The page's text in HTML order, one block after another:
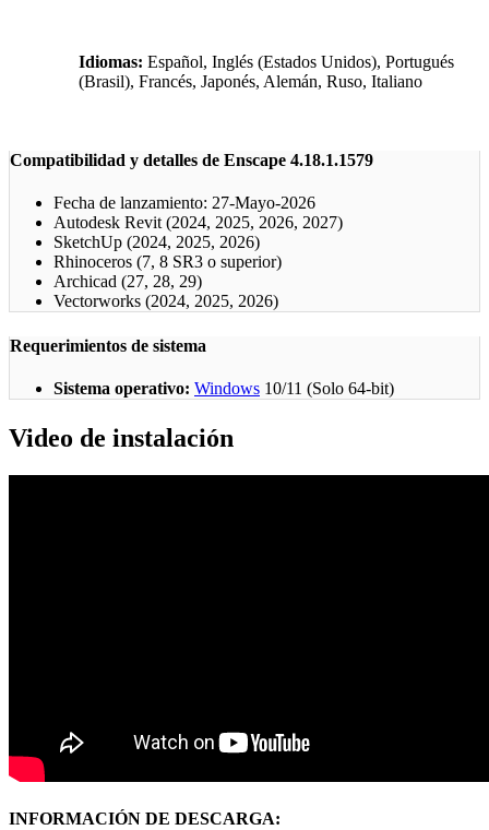
Idiomas: Español, Inglés (Estados Unidos), Portugués
(Brasil), Francés, Japonés, Alemán, Ruso, Italiano
Compatibilidad y detalles de Enscape 4.18.1.1579
Fecha de lanzamiento: 27-Mayo-2026
Autodesk Revit (2024, 2025, 2026, 2027)
SketchUp (2024, 2025, 2026)
Rhinoceros (7, 8 SR3 o superior)
Archicad (27, 28, 29)
Vectorworks (2024, 2025, 2026)
Requerimientos de sistema
Sistema operativo: Windows 10/11 (Solo 64-bit)
Video de instalación
INFORMACIÓN DE DESCARGA: